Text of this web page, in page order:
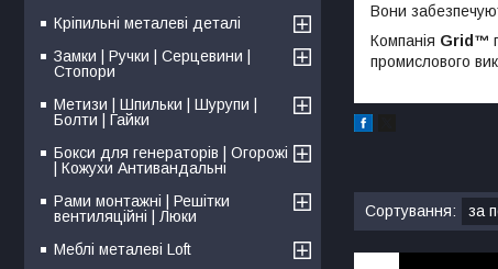
Вони
Компанія Grid™
промислового
Кріпильні металеві деталі
Замки | Ручки | Серцевини |
Стопори
Метизи | Шпильки | Шурупи |
Болти | Гайки
Бокси для генераторів | Огорожі
| Кожухи Антивандальні
Рами монтажні | Решітки
вентиляційні | Люки
Меблі металеві Loft